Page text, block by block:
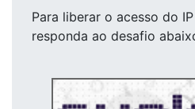
Para liberar o acesso do IP
responda ao desafio